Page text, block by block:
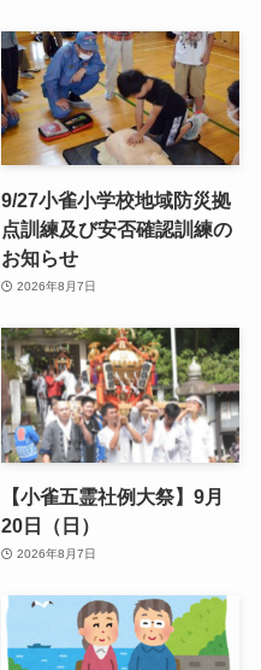
9/27小雀小学校地域防災拠
点訓練及び安否確認訓練の
お知らせ
2026年8月7日
【小雀五霊社例大祭】9月
20日（日）
2026年8月7日